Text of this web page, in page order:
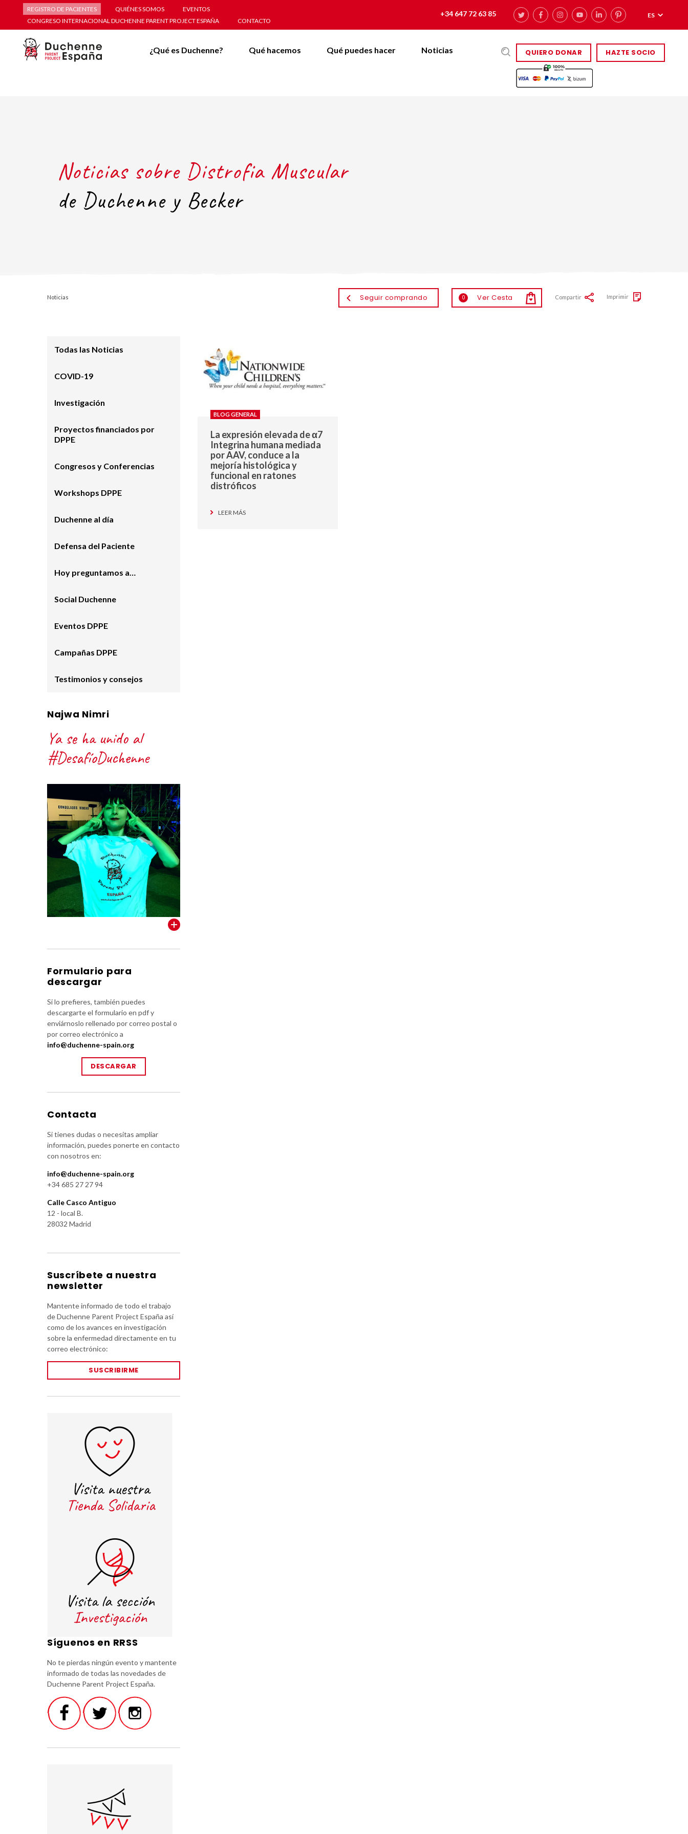
REGISTRO DE PACIENTES QUIÉNES SOMOS
EVENTOS
CONGRESO INTERNACIONAL DUCHENNE PARENT PROJECT ESPAÑA
CONTACTO
+34 647 72 63 85 ES
QUIERO DONAR HAZTE SOCIO
¿Qué es Duchenne? Qué hacemos Qué puedes hacer Noticias
Noticias sobre Distrofia Muscular
de Duchenne y Becker
Noticias Seguir comprando 0 Ver Cesta Compartir Imprimir
BLOG GENERAL
La expresión elevada de α7
Integrina humana mediada
por AAV, conduce a la
mejoría histológica y
funcional en ratones
distróficos
LEER MÁS
Todas las Noticias
COVID-19
Investigación
Proyectos financiados por
DPPE
Congresos y Conferencias
Workshops DPPE
Duchenne al día
Defensa del Paciente
Hoy preguntamos a…
Social Duchenne
Eventos DPPE
Campañas DPPE
Testimonios y consejos
Najwa Nimri
Ya se ha unido al
#DesafíoDuchenne
Formulario para
descargar
Si lo prefieres, también puedes
descargarte el formulario en pdf y
enviárnoslo rellenado por correo postal o
por correo electrónico a
info@duchenne-spain.org
DESCARGAR
Contacta
Si tienes dudas o necesitas ampliar
información, puedes ponerte en contacto
con nosotros en:
info@duchenne-spain.org
+34 685 27 27 94
Calle Casco Antiguo
12 - local B.
28032 Madrid
Suscríbete a nuestra
newsletter
Mantente informado de todo el trabajo
de Duchenne Parent Project España así
como de los avances en investigación
sobre la enfermedad directamente en tu
correo electrónico:
SUSCRIBIRME
Síguenos en RRSS
No te pierdas ningún evento y mantente
informado de todas las novedades de
Duchenne Parent Project España.